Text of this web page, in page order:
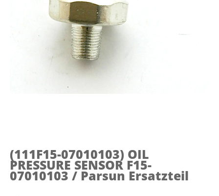
(111F15-07010103) OIL
PRESSURE SENSOR F15-
07010103 / Parsun Ersatzteil